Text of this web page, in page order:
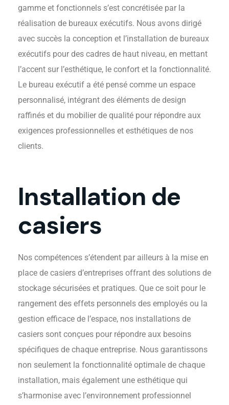
gamme et fonctionnels s’est concrétisée par la
réalisation de bureaux exécutifs. Nous avons dirigé
avec succès la conception et l’installation de bureaux
exécutifs pour des cadres de haut niveau, en mettant
l’accent sur l’esthétique, le confort et la fonctionnalité.
Le bureau exécutif a été pensé comme un espace
personnalisé, intégrant des éléments de design
raffinés et du mobilier de qualité pour répondre aux
exigences professionnelles et esthétiques de nos
clients.
Installation De Casiers
Installation de
casiers
Nos compétences s’étendent par ailleurs à la mise en
place de casiers d’entreprises offrant des solutions de
stockage sécurisées et pratiques. Que ce soit pour le
rangement des effets personnels des employés ou la
gestion efficace de l’espace, nos installations de
casiers sont conçues pour répondre aux besoins
spécifiques de chaque entreprise. Nous garantissons
non seulement la fonctionnalité optimale de chaque
installation, mais également une esthétique qui
s’harmonise avec l’environnement professionnel